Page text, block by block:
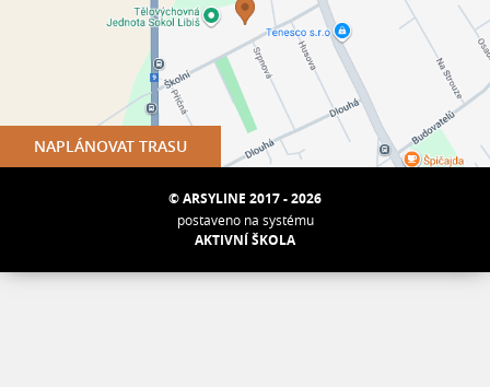
NAPLÁNOVAT TRASU
© ARSYLINE 2017 - 2026
postaveno na systému
AKTIVNÍ ŠKOLA